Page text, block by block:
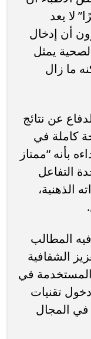
لا يعد
أن إدخال
يمثل
ما زال
عن نتائج
كاملة في
بأنه “ممتاز
التفاعل
الذهنية،
المطالب
الشفافية
المستخدمة في
تقنيات
في المجال